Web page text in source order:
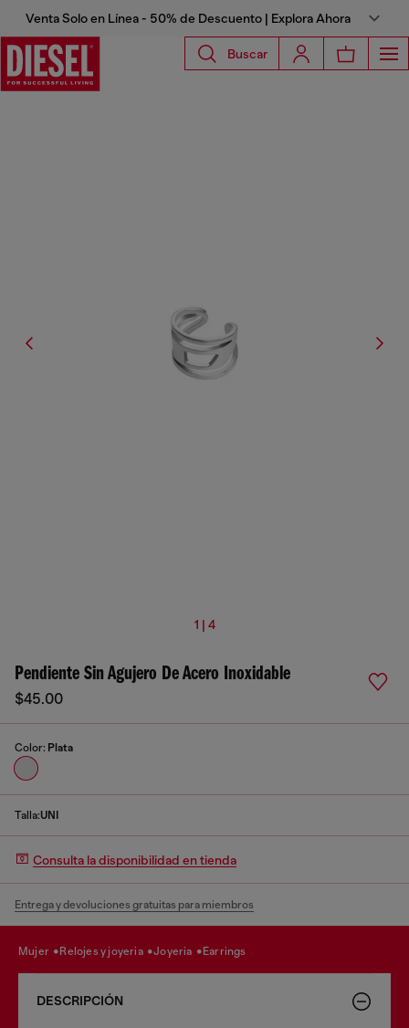
Venta Solo en Línea - 50% de Descuento | Explora Ahora
Buscar
1 | 4
Pendiente Sin Agujero De Acero Inoxidable
$45.00
Color: Plata
Talla:UNI
Consulta la disponibilidad en tienda
Entrega y devoluciones gratuitas para miembros
mujer relojes y joyeria joyeria earrings
DESCRIPCIÓN